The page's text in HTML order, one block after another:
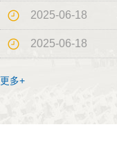
2025-06-18
2025-06-18
更多+